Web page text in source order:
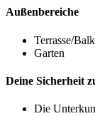
Außenbereiche
Terrasse/
Garten
Deine Sicherheit
Die